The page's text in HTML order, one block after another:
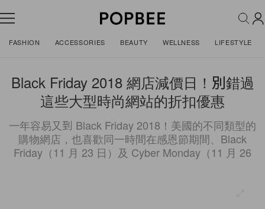
FASHION ACCESSORIES BEAUTY WELLNESS LIFESTYLE
Black Friday 2018 網店減價日！別錯過
這些大型時尚網站的折扣優惠
一年容易又到 Black Friday 2018！美國的不同類型的
購物網店，也喜歡同一時間在感恩節期間、Black
Friday（11 月 23 日）及 Cyber Monday（11 月 26